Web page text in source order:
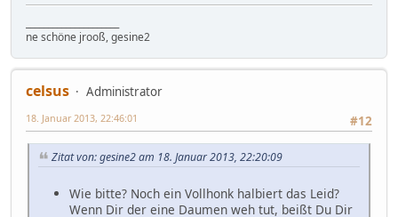
ne schöne jrooß, gesine2
celsus
Administrator
#12
18. Januar 2013, 22:46:01
Zitat von: gesine2 am 18. Januar 2013, 22:20:09
Wie bitte? Noch ein Vollhonk halbiert das Leid?
Wenn Dir der eine Daumen weh tut, beißt Du Dir